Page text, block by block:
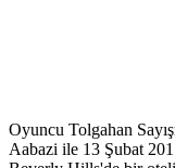
Oyuncu Tolgahan
Aabazi ile 13 Şubat